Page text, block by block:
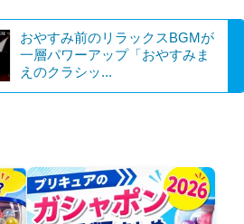
おやすみ前のリラックスBGMが
一層パワーアップ「おやすみま
えのクラシッ...